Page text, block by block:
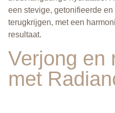
een stevige, getonifieerde
terugkrijgen, met een
resultaat.
Verjong en
met